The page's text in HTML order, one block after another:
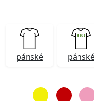
pánské pánské